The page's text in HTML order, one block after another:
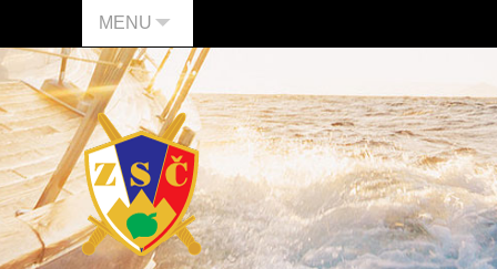
MENU